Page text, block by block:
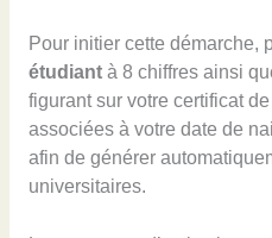
Pour initier cette démarche,
étudiantà 8 chiffres ainsi
figurant sur votre certificat
associées à votre date de
afin de générer
universitaires.